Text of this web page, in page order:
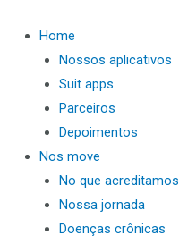
conteúdo
Home
Nossos aplicativos
Suit apps
Parceiros
Depoimentos
Nos move
No que acreditamos
Nossa jornada
Doenças crônicas